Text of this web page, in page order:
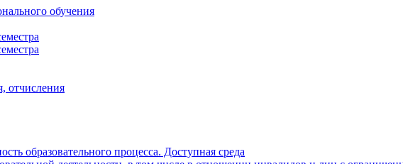
обучения
отчисления
образовательного процесса. Доступная среда